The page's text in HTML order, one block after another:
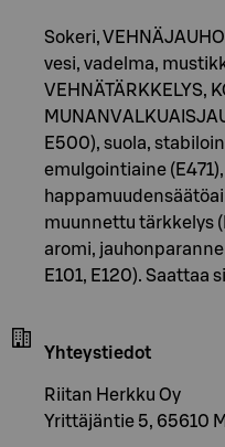
Sokeri,
vesi, vadelma,
VEHNÄTÄRKKELYS,
E500), suola,
emulgointiaine
muunnettu tärkkelys
aromi,
E101, E120). Saattaa
Yhteystiedot
Riitan Herkku Oy
Yrittäjäntie 5, 65610